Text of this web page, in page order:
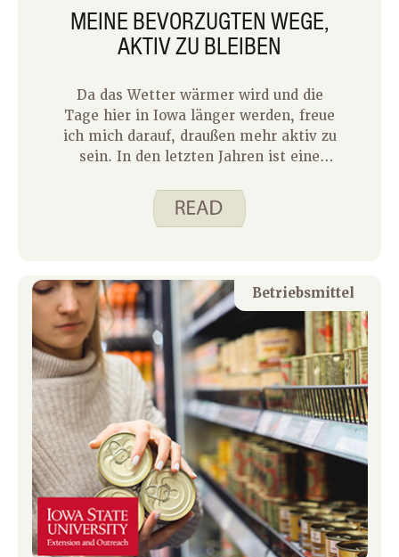
waren, gelernt habe.
MEINE BEVORZUGTEN WEGE,
AKTIV ZU BLEIBEN
Da das Wetter wärmer wird und die
Tage hier in Iowa länger werden, freue
ich mich darauf, draußen mehr aktiv zu
sein. In den letzten Jahren ist eine
draußen aktiv zu sein, Fahrradtouren
zu machen. Letztes Jahr bin ich zum
Kollegen und Spend Smart-Kollegen.
Essen Sie intelligent. Bloggerin Justine
Hoover. Falls du noch nie von RAGBRAI
gehört hast: Es ist eine einwöchige
Fahrradtour durch Iowa mit
Übernachtungsstopps in verschiedenen
Städten. Erfahren Sie mehr unter
ragbrai.com. Ich mag, dass es kein
Rennen ist und alle Altersgruppen und
Fähigkeiten teilnehmen. Letztes Jahr
hatten wir viel Spaß und planen, dieses
Jahr noch einen weiteren Tag zu
fahren. Zur Vorbereitung werde ich
etwas Zeit auf meinem Fahrrad auf
Betriebsmittel